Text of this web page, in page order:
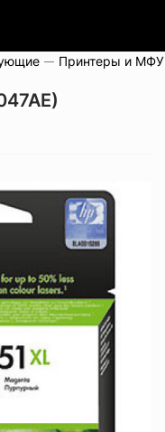
Принтеры и МФУ